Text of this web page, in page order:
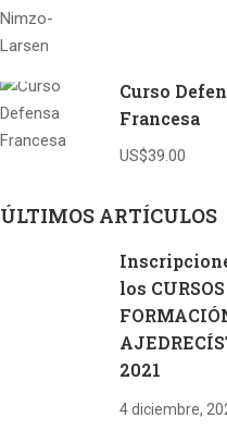
Curso
Francesa
US$39.00
ÚLTIMOS ARTÍCULOS
los
2021
4 diciembre,